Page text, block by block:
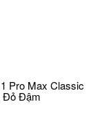
Pro Max Classic
Đỏ Đậm